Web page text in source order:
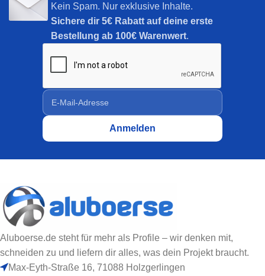
Kein Spam. Nur exklusive Inhalte.
Sichere dir 5€ Rabatt auf deine erste
Bestellung ab 100€ Warenwert.
Aluboerse.de steht für mehr als Profile – wir denken mit,
schneiden zu und liefern dir alles, was dein Projekt braucht.
Max-Eyth-Straße 16, 71088 Holzgerlingen